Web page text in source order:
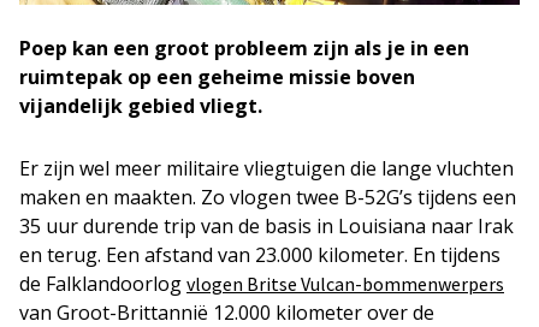
Poep kan een groot probleem zijn als je in een
ruimtepak op een geheime missie boven
vijandelijk gebied vliegt.
Er zijn wel meer militaire vliegtuigen die lange vluchten
maken en maakten. Zo vlogen twee B-52G’s tijdens een
35 uur durende trip van de basis in Louisiana naar Irak
en terug. Een afstand van 23.000 kilometer. En tijdens
de Falklandoorlog vlogen Britse Vulcan-bommenwerpers
van Groot-Brittannië 12.000 kilometer over de